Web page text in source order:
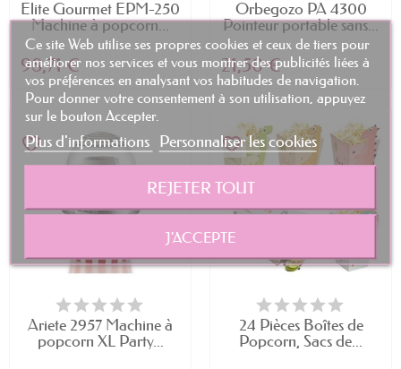
Elite Gourmet EPM-250
Machine à popcorn...
98,71 €
Orbegozo PA 4300
Pointeur portable sans...
21,50 €
favorite_border
Ariete 2957 Machine à
popcorn XL Party...
favorite_border
24 Pièces Boîtes de
Popcorn, Sacs de...
Ce site Web utilise ses propres cookies et ceux de tiers pour
améliorer nos services et vous montrer des publicités liées à
vos préférences en analysant vos habitudes de navigation.
Pour donner votre consentement à son utilisation, appuyez
sur le bouton Accepter.
Plus d'informations Personnaliser les cookies
REJETER TOUT
J'ACCEPTE